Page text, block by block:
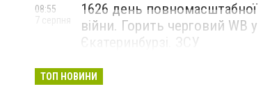
1626 день повномасштабної
війни. Горить черговий WB у
Єкатеринбурзі. ЗСУ
Маріуполі
08:55
7 серпня
ТОП НОВИНИ